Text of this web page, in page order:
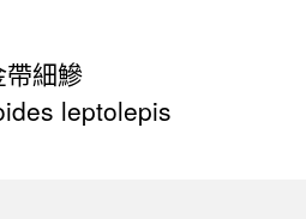
帶細鰺
leptolepis